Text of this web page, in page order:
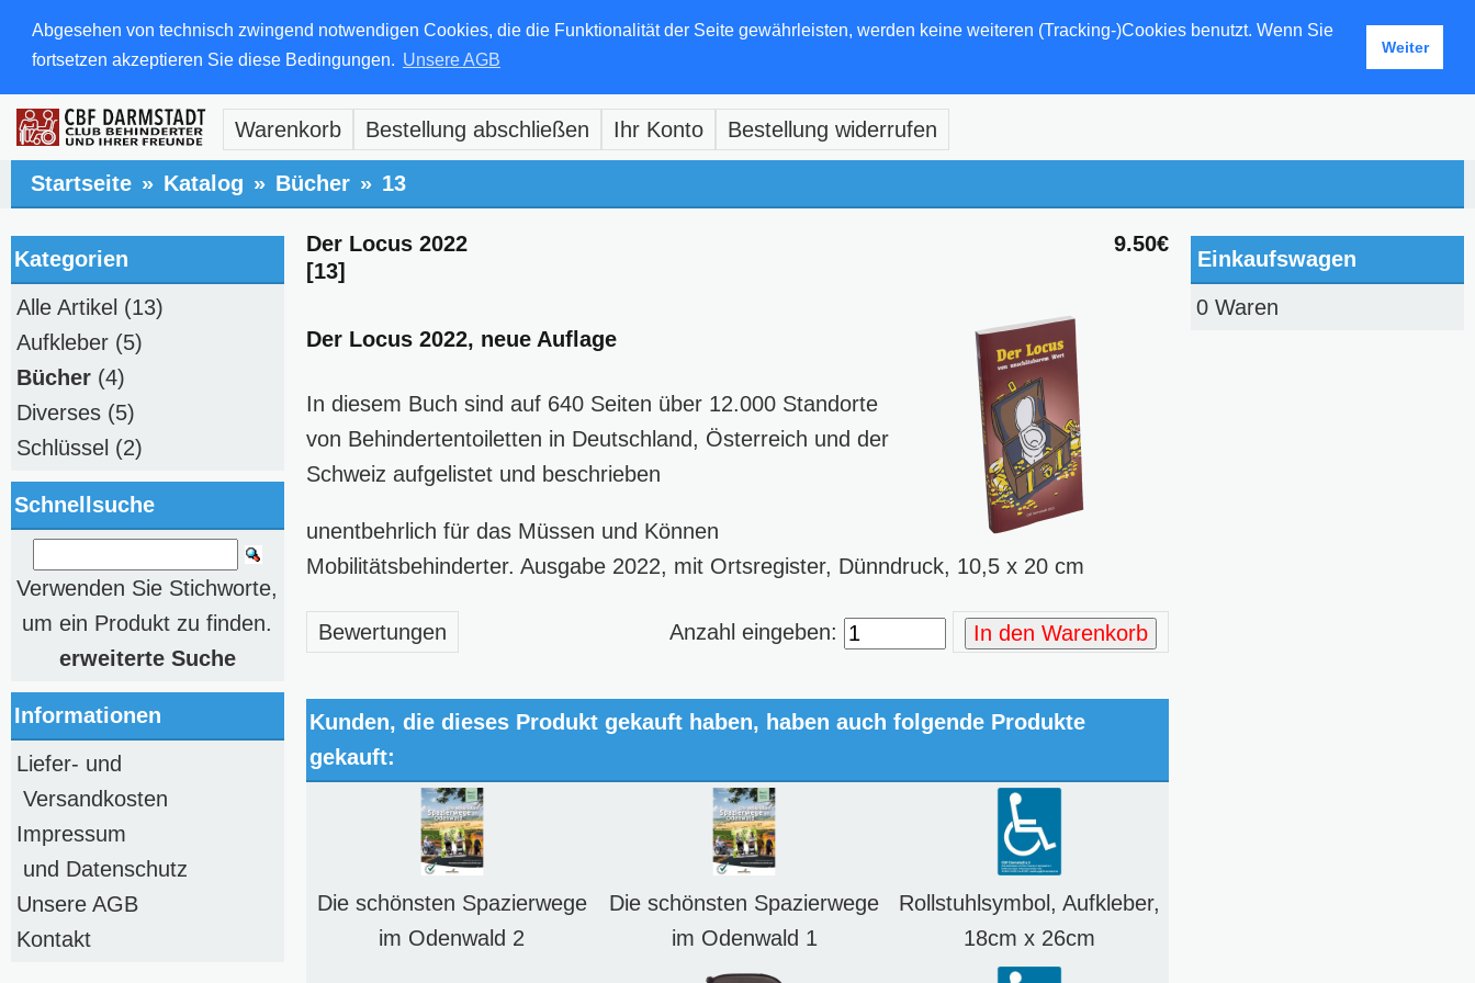
Abgesehen von technisch zwingend notwendigen Cookies, die die Funktionalität der Seite gewährleisten, werden keine weiteren (Tracking-)Cookies benutzt. Wenn Sie
fortsetzen akzeptieren Sie diese Bedingungen. Unsere AGB
Weiter
Warenkorb Bestellung abschließen Ihr Konto Bestellung widerrufen
Startseite » Katalog » Bücher » 13
9.50€
Der Locus 2022
[13]
Der Locus 2022, neue Auflage
In diesem Buch sind auf 640 Seiten über 12.000 Standorte
von Behindertentoiletten in Deutschland, Österreich und der
Schweiz aufgelistet und beschrieben
unentbehrlich für das Müssen und Können
Mobilitätsbehinderter. Ausgabe 2022, mit Ortsregister, Dünndruck, 10,5 x 20 cm
Anzahl eingeben: In den Warenkorb
Bewertungen
Kunden, die dieses Produkt gekauft haben, haben auch folgende Produkte
gekauft:
Die schönsten Spazierwege
im Odenwald 2
Die schönsten Spazierwege
im Odenwald 1
Rollstuhlsymbol, Aufkleber,
18cm x 26cm
Kategorien
Alle Artikel (13)
Aufkleber (5)
Bücher (4)
Diverses (5)
Schlüssel (2)
Schnellsuche
Verwenden Sie Stichworte,
um ein Produkt zu finden.
erweiterte Suche
Informationen
Liefer- und
Versandkosten
Impressum
und Datenschutz
Unsere AGB
Kontakt
Einkaufswagen
0 Waren